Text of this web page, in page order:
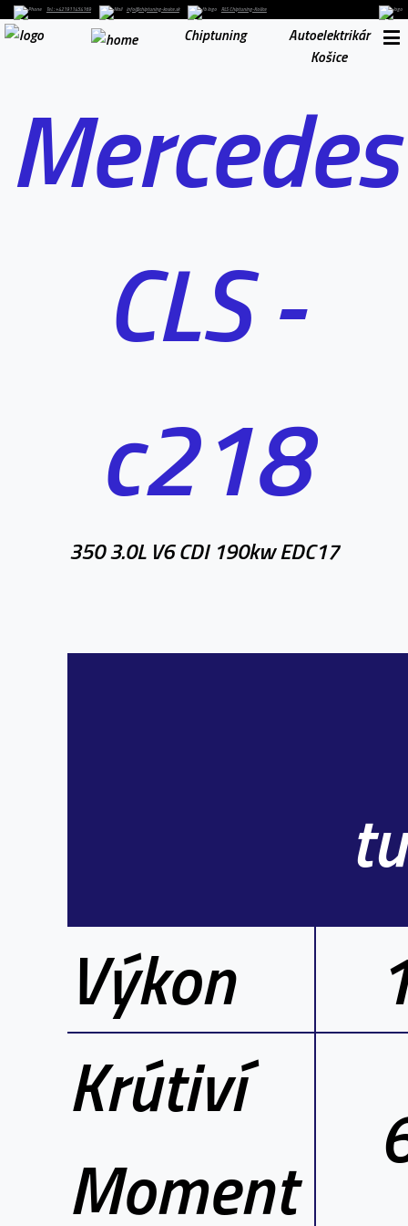
Tel. : +421911454169 info@chiptuning-kosice.sk RLS Chiptuning-Košice
Chiptuning
Autoelektrikár
Košice
Mercedes
CLS -
c218
350 3.0L V6 CDI 190kw EDC17
Výkon
Krútiví
Moment